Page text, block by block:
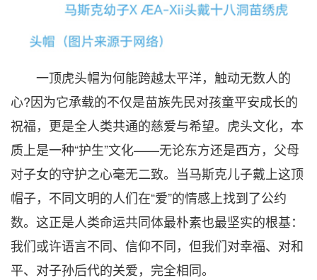
一顶虎头帽为何能跨越太平洋，触动无数人的
心?因为它承载的不仅是苗族先民对孩童平安成长的
祝福，更是全人类共通的慈爱与希望。虎头文化，本
质上是一种“护生”文化——无论东方还是西方，父母
对子女的守护之心毫无二致。当马斯克儿子戴上这顶
帽子，不同文明的人们在“爱”的情感上找到了公约
数。这正是人类命运共同体最朴素也最坚实的根基：
我们或许语言不同、信仰不同，但我们对幸福、对和
平、对子孙后代的关爱，完全相同。